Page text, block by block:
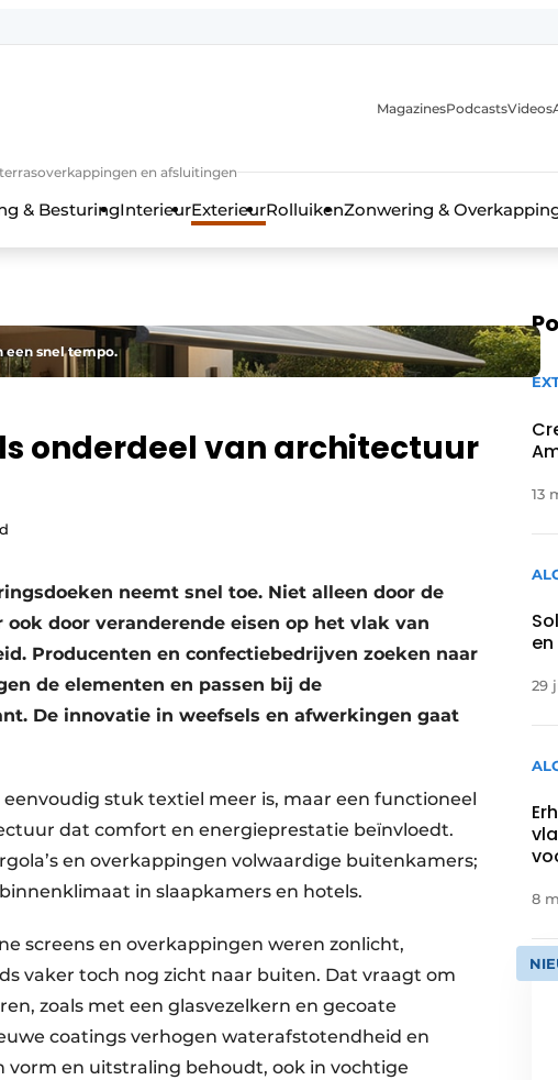
en afsluitingen
MagazinesPodcastsVideos
& BesturingInterieurExterieurRolluikenZonwering &
een snel tempo.
onderdeel van architectuur
neemt snel toe. Niet alleen door de
door veranderende eisen op het vlak van
Producenten en confectiebedrijven zoeken naar
de elementen en passen bij de
De innovatie in weefsels en afwerkingen gaat
stuk textiel meer is, maar een functioneel
dat comfort en energieprestatie beïnvloedt.
en overkappingen volwaardige buitenkamers;
in slaapkamers en hotels.
screens en overkappingen weren zonlicht,
vaker toch nog zicht naar buiten. Dat vraagt om
zoals met een glasvezelkern en gecoate
coatings verhogen waterafstotendheid en
vorm en uitstraling behoudt, ook in vochtige
13
29
8